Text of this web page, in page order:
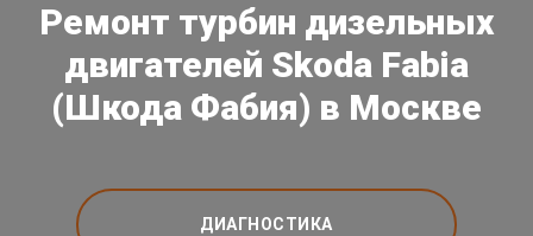
Ремонт турбин дизельных
двигателей Skoda Fabia
(Шкода Фабия) в Москве
ДИАГНОСТИКА